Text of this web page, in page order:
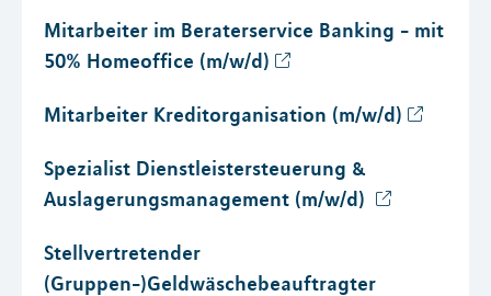
Mitarbeiter im Beraterservice Banking - mit
50% Homeoffice (m/w/d)
Mitarbeiter Kreditorganisation (m/w/d)
Spezialist Dienstleistersteuerung &
Auslagerungsmanagement (m/w/d)
Stellvertretender
(Gruppen-)Geldwäschebeauftragter